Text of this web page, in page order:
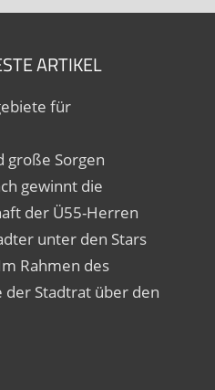
ARTIKEL
für
große Sorgen
gewinnt die
der Ü55-Herren
unter den Stars
Rahmen des
Stadtrat über den